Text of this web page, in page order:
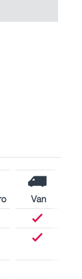
Van